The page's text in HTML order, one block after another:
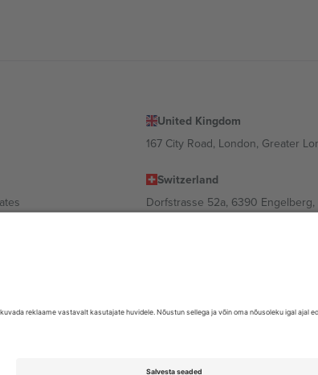
United Kingdom
167 City Road, London, Greater
Switzerland
Dorfstrasse 52a, 6390
México, CDMX, Mexico